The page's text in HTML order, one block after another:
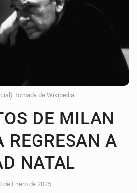
Tomada de Wikipedia.
DE MILAN
REGRESAN A
NATAL
de Enero de 2025